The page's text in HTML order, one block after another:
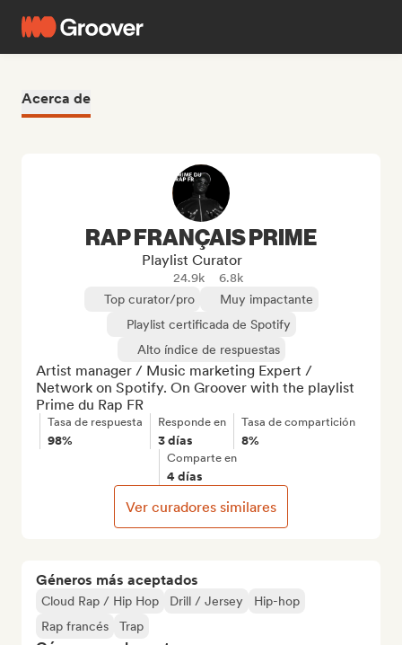
Acerca de
Géneros más aceptados
Cloud Rap / Hip Hop Drill / Jersey
Hip-hop
Rap francés
Trap
RAP FRANÇAIS PRIME
Playlist Curator
24.9k
6.8k
Top curator/pro
Muy impactante
Playlist certificada de Spotify
Alto índice de respuestas
Artist manager / Music marketing Expert /
Network on Spotify. On Groover with the playlist
Prime du Rap FR
Tasa de respuesta
98%
Responde en
3 días
Tasa de compartición
8%
Comparte en
4 días
Ver curadores similares